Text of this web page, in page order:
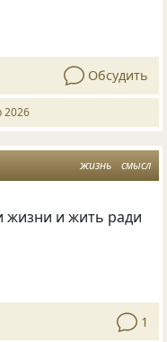
Обсудить
2026
жизнь смысл
жизни и жить ради
1